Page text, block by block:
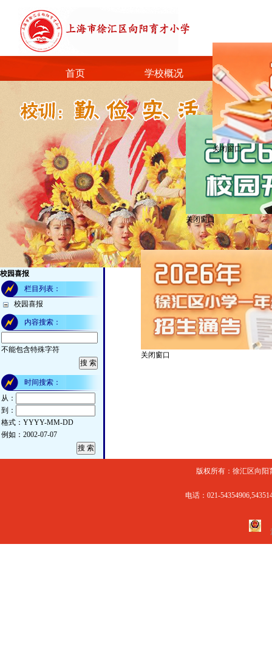
首页 学校概况 信息公开
校园喜报
栏目列表：
校园喜报
内容搜索：
不能包含特殊字符
时间搜索：
从：
到：
格式：YYYY-MM-DD
例如：2002-07-07
版权所有：徐汇区向阳
电话：021-
关闭窗口